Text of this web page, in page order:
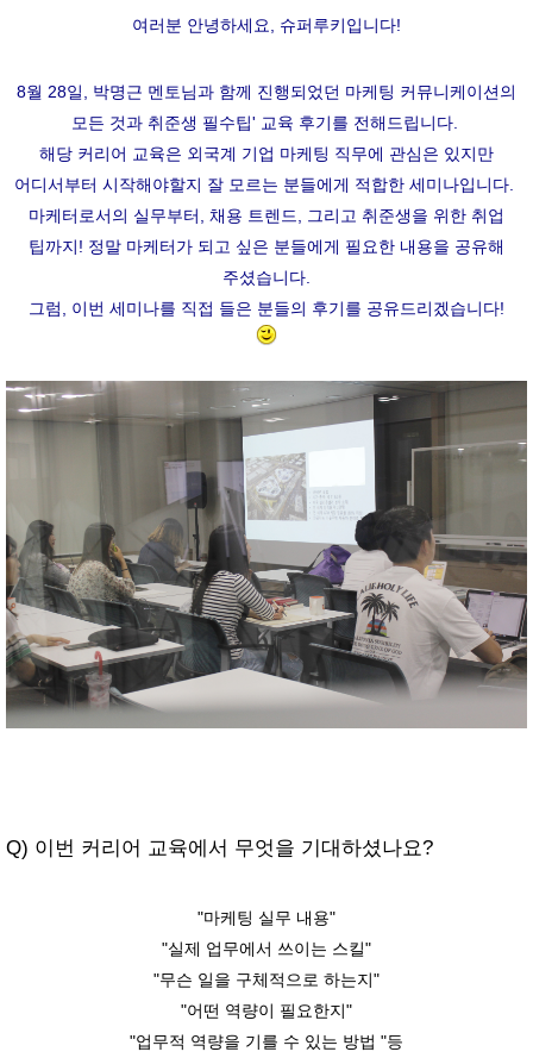
여러분 안녕하세요, 슈퍼루키입니다!
8월 28일, 박명근 멘토님과 함께 진행되었던 마케팅 커뮤니케이션의
모든 것과 취준생 필수팁' 교육 후기를 전해드립니다.
해당 커리어 교육은 외국계 기업 마케팅 직무에 관심은 있지만
어디서부터 시작해야할지 잘 모르는 분들에게 적합한 세미나입니다.
마케터로서의 실무부터, 채용 트렌드, 그리고 취준생을 위한 취업
팁까지! 정말 마케터가 되고 싶은 분들에게 필요한 내용을 공유해
주셨습니다.
그럼, 이번 세미나를 직접 들은 분들의 후기를 공유드리겠습니다!
Q) 이번 커리어 교육에서 무엇을 기대하셨나요?
"마케팅 실무 내용"
"실제 업무에서 쓰이는 스킬"
"무슨 일을 구체적으로 하는지"
"어떤 역량이 필요한지"
"업무적 역량을 기를 수 있는 방법 "등